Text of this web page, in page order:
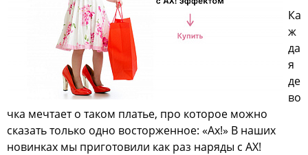
Ка
ж
да
я
де
во
чка мечтает о таком платье, про которое можно
сказать только одно восторженное: «Ах!» В наших
новинках мы приготовили как раз наряды с АХ!